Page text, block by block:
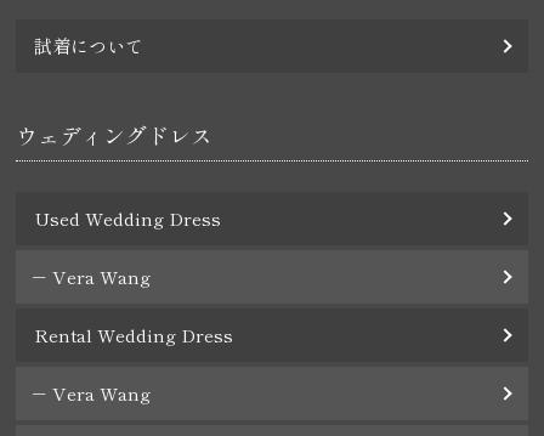
試着について
ウェディングドレス
Used Wedding Dress
Vera Wang
Rental Wedding Dress
Vera Wang